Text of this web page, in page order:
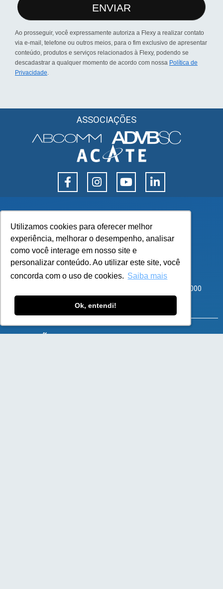
Utilizamos cookies para oferecer melhor
experiência, melhorar o desempenho, analisar
como você interage em nosso site e
personalizar conteúdo. Ao utilizar este site, você
concorda com o uso de cookies. Saiba mais
Ok, entendi!
Utilizamos cookies para oferecer melhor
experiência, melhorar o desempenho, analisar
como você interage em nosso site e
personalizar conteúdo. Ao utilizar este site, você
concorda com o uso de cookies. Saiba mais
Ok, entendi!
ENVIAR
Ao prosseguir, você expressamente autoriza a Flexy a realizar contato
via e-mail, telefone ou outros meios, para o fim exclusivo de apresentar
conteúdo, produtos e serviços relacionados à Flexy, podendo se
descadastrar a qualquer momento de acordo com nossa Política de
Privacidade
ASSOCIAÇÕES
Corporate Park – Rod SC 401, 8600 – Bloco 3 Sala 101
Santo Antônio de Lisboa, Florianópolis – SC – CEP 88050-000
atendimento@flexy.com.br